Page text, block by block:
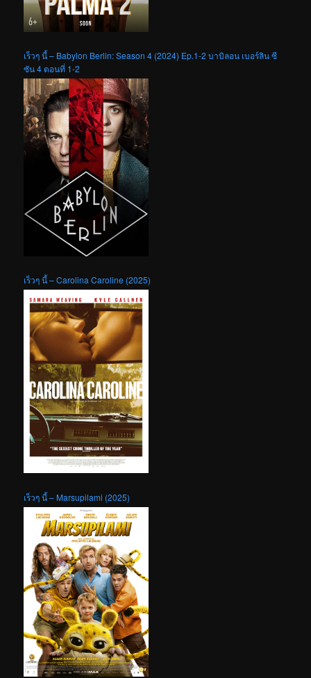
เร็วๆ นี้ – Babylon Berlin: Season 4 (2024) Ep.1-2 บาบิลอน เบอร์ลิน ซี
ซัน 4 ตอนที่ 1-2
เร็วๆ นี้ – Carolina Caroline (2025)
เร็วๆ นี้ – Marsupilami (2025)